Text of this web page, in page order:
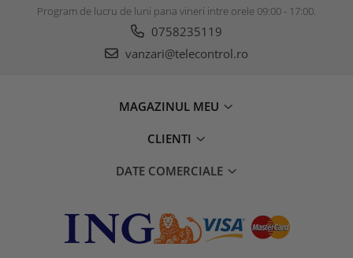
Program de lucru de luni pana vineri intre orele 09:00 - 17:00.
0758235119
vanzari@telecontrol.ro
MAGAZINUL MEU
CLIENTI
DATE COMERCIALE